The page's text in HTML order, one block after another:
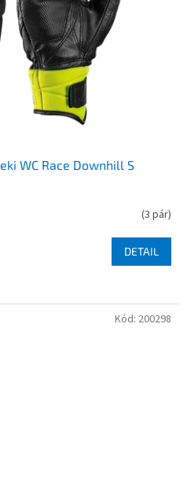
WC Race Downhill S
(3 pár)
DETAIL
Kód: 200298